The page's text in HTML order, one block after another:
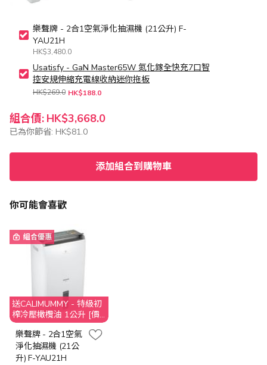
組合價: HK$3,668.0
已為你節省: HK$81.0
添加組合到購物車
樂聲牌 - 2合1空氣淨化抽濕機 (21公升) F-
YAU21H
HK$3,480.0
Usatisfy - GaN Master65W 氮化鎵全快充7口智
控安規伸縮充電線收納迷你拖板
HK$269.0 HK$188.0
你可能會喜歡
組合優惠
送CALIMUMMY - 特級初
榨冷壓橄欖油 1公升 [價
值$259]
樂聲牌 - 2合1空氣
淨化抽濕機 (21公
升) F-YAU21H